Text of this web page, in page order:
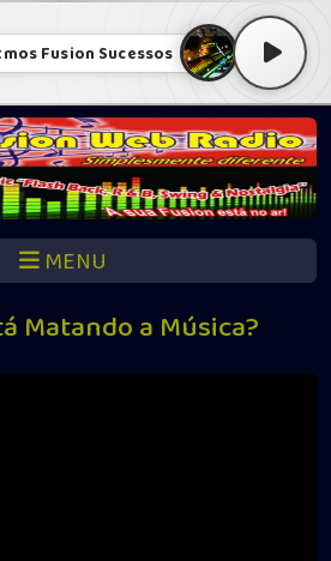
Fusion Sucessos
MENU
Matando a Música?